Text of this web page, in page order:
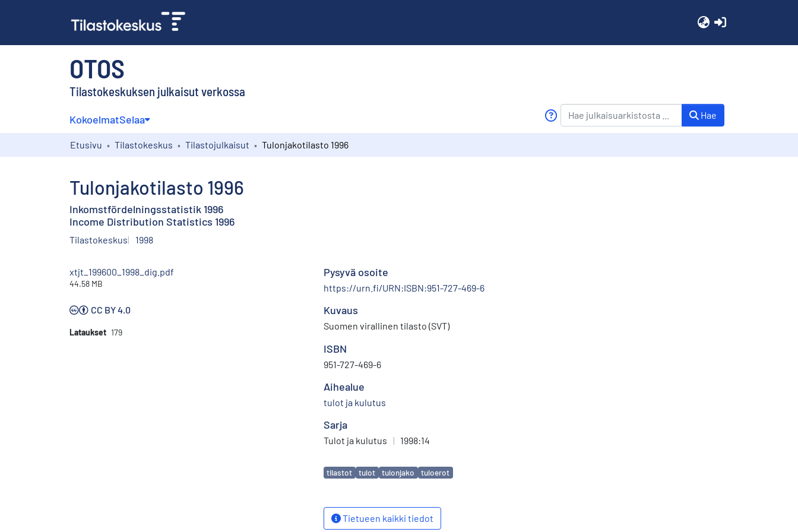
OTOS
Tilastokeskuksen julkaisut verkossa
KokoelmatSelaa Hae
Etusivu Tilastokeskus Tilastojulkaisut Tulonjakotilasto 1996
Tulonjakotilasto 1996
Inkomstfördelningsstatistik 1996
Income Distribution Statistics 1996
Tilastokeskus 1998
xtjt_199600_1998_dig.pdf
44.58 MB
CC BY 4.0
Lataukset 179
Pysyvä osoite
https://urn.fi/URN:ISBN:951-727-469-6
Kuvaus
Suomen virallinen tilasto (SVT)
ISBN
951-727-469-6
Aihealue
tulot ja kulutus
Sarja
Tulot ja kulutus | 1998:14
Avainsanat
tilastot tulot tulonjako tuloerot
Tietueen kaikki tiedot